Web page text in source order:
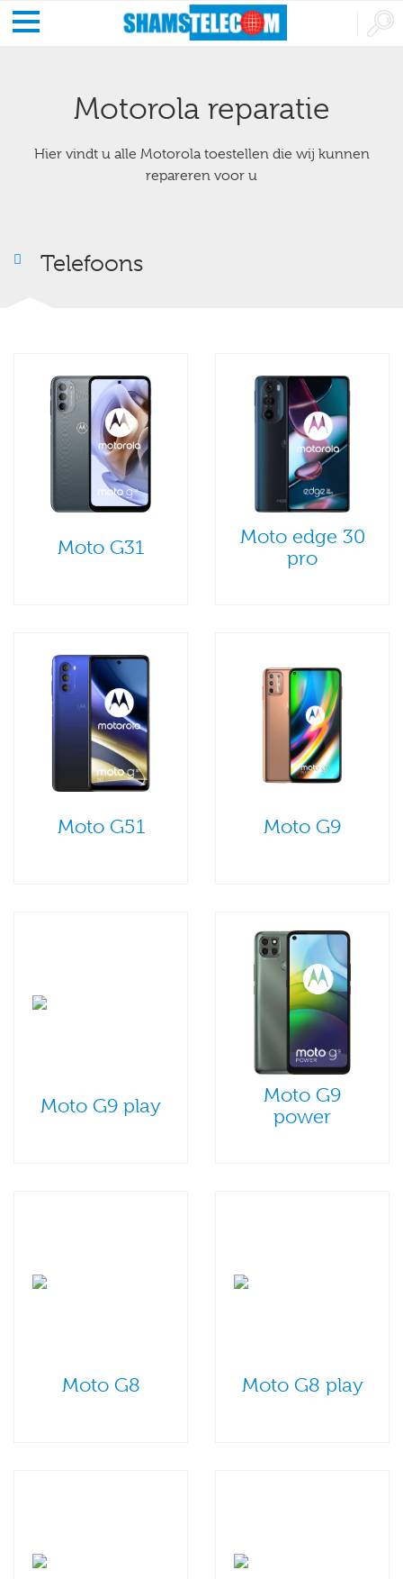
Motorola reparatie
Hier vindt u alle Motorola toestellen die wij kunnen
repareren voor u
Telefoons
Moto G31
Moto edge 30
pro
Moto G51 Moto G9
Moto G9 play
Moto G9
power
Moto G8 Moto G8 play